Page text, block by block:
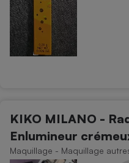
KIKO MILANO -
Enlumineur
Maquillage - Maquillage